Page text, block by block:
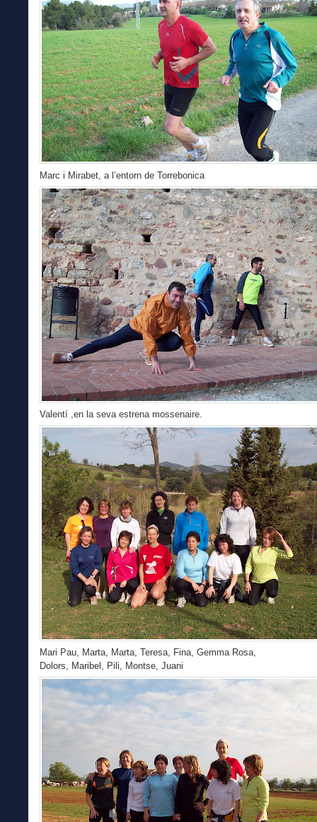
Marc i Mirabet, a l’entorn de Torrebonica
Valentí ,en la seva estrena mossenaire.
Mari Pau, Marta, Marta, Teresa, Fina, Gemma Rosa,
Dolors, Maribel, Pili, Montse, Juani